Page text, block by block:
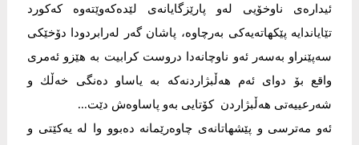
ئیدارەی ناوخۆیی لەو پارێزگایانەی لێدەكەوێتەوە كەكورد
تێایاندایە پێكهاتەیەكی بەرچاوە، پاشان گەر لەرابردودا دۆخێكی
سەپێنراو بەسەر ئەو ناوچانەدا دروست كرابیت بە هێزو ئەمری
واقع بۆ دوای ئەم هەڵبژاردنەکە بە یاساو دەنگی خەڵك و
شەرعییەتی هەڵبژاردن كۆتایی بەو پاساوەش دێت...
‏‎ئەو مەترسی و پێشهاتانەی چاوەرێمانە دەبوو وا لە یەکێتی و